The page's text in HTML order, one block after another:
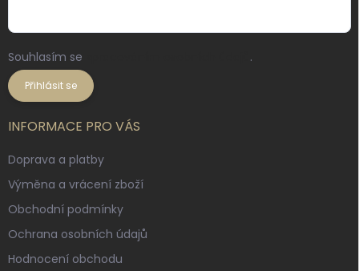
Souhlasím se .
Přihlásit se
INFORMACE PRO VÁS
Doprava a platby
Výměna a vrácení zboží
Obchodní podmínky
Ochrana osobních údajů
Hodnocení obchodu